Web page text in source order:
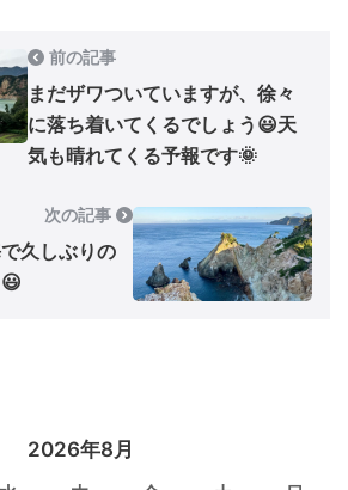
前の記事
まだザワついていますが、徐々
に落ち着いてくるでしょう😃天
気も晴れてくる予報です🌞
次の記事
久しぶりの
2026年8月